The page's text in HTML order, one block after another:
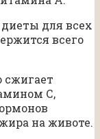
для всех
всего
сжигает
С,
на животе.